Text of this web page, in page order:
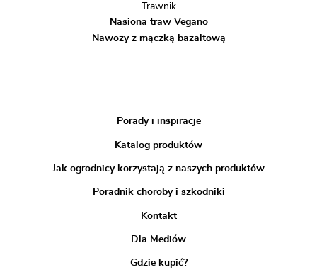
Trawnik
Nasiona traw Vegano
Nawozy z mączką bazaltową
Porady i inspiracje
Katalog produktów
Jak ogrodnicy korzystają z naszych produktów
Poradnik choroby i szkodniki
Kontakt
Dla Mediów
Gdzie kupić?